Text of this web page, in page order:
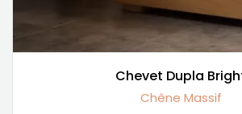
Chevet Dupla
Chêne Massif